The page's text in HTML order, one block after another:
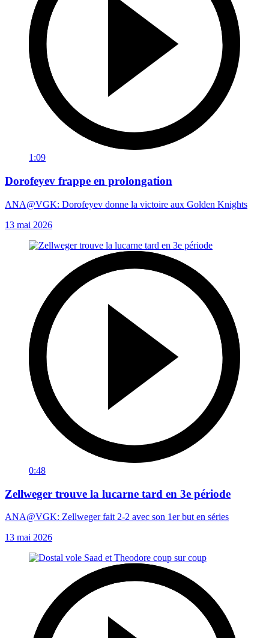
1:09
Dorofeyev frappe en prolongation
ANA@VGK: Dorofeyev donne la victoire aux Golden Knights
13 mai 2026
0:48
Zellweger trouve la lucarne tard en 3e période
ANA@VGK: Zellweger fait 2-2 avec son 1er but en séries
13 mai 2026